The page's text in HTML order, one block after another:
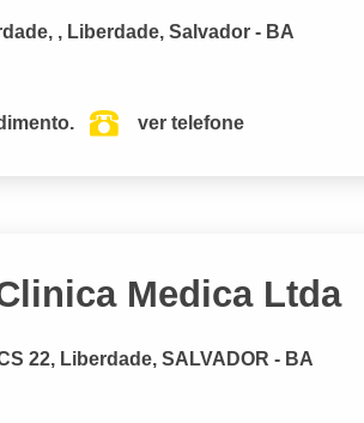
, Liberdade, Salvador - BA
ver telefone
Medica Ltda
22, Liberdade, SALVADOR - BA